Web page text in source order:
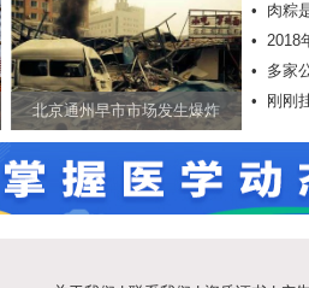
北京通州早市市场发生爆炸
• 肉粽
• 2018
• 多家
•
刚刚